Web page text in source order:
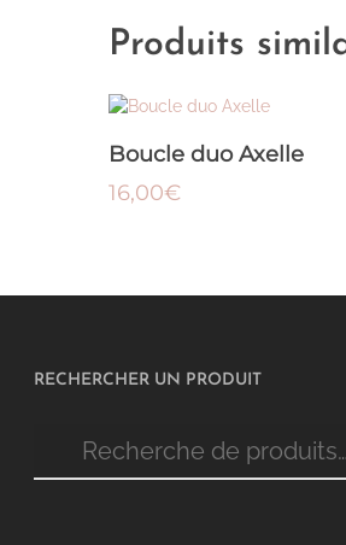
Produits
AJOUTER AU PANIER
Boucle duo Axelle
16,00€
RECHERCHER UN PRODUIT